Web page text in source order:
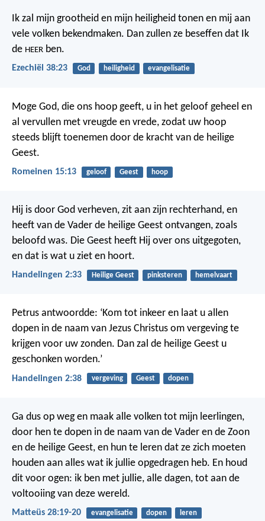
Ik zal mijn grootheid en mijn heiligheid tonen en mij aan
vele volken bekendmaken. Dan zullen ze beseffen dat Ik
de HEER ben.
Ezechiël 38:23 God heiligheid evangelisatie
Moge God, die ons hoop geeft, u in het geloof geheel en
al vervullen met vreugde en vrede, zodat uw hoop
steeds blijft toenemen door de kracht van de heilige
Geest.
Romeinen 15:13 geloof Geest hoop
Hij is door God verheven, zit aan zijn rechterhand, en
heeft van de Vader de heilige Geest ontvangen, zoals
beloofd was. Die Geest heeft Hij over ons uitgegoten,
en dat is wat u ziet en hoort.
Handelingen 2:33 Heilige Geest pinksteren hemelvaart
Petrus antwoordde: ‘Kom tot inkeer en laat u allen
dopen in de naam van Jezus Christus om vergeving te
krijgen voor uw zonden. Dan zal de heilige Geest u
geschonken worden.’
Handelingen 2:38 vergeving Geest dopen
Ga dus op weg en maak alle volken tot mijn leerlingen,
door hen te dopen in de naam van de Vader en de Zoon
en de heilige Geest, en hun te leren dat ze zich moeten
houden aan alles wat ik jullie opgedragen heb. En houd
dit voor ogen: ik ben met jullie, alle dagen, tot aan de
voltooiing van deze wereld.
Matteüs 28:19-20 evangelisatie dopen leren